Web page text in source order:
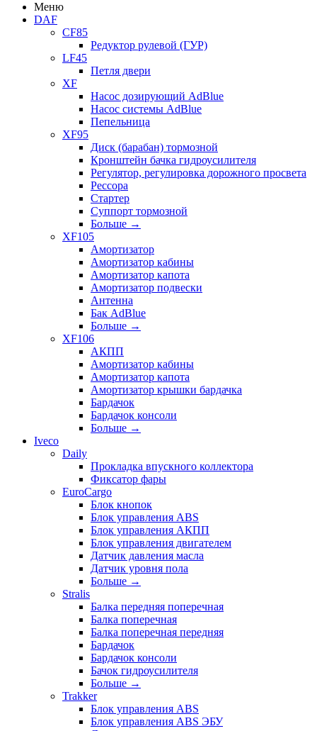
Меню
DAF
CF85
Редуктор рулевой (ГУР)
LF45
Петля двери
XF
Насос дозирующий AdBlue
Насос системы AdBlue
Пепельница
XF95
Диск (барабан) тормозной
Кронштейн бачка гидроусилителя
Регулятор, регулировка дорожного просвета
Рессора
Стартер
Суппорт тормозной
Больше →
XF105
Амортизатор
Амортизатор кабины
Амортизатор капота
Амортизатор подвески
Антенна
Бак AdBlue
Больше →
XF106
АКПП
Амортизатор кабины
Амортизатор капота
Амортизатор крышки бардачка
Бардачок
Бардачок консоли
Больше →
Iveco
Daily
Прокладка впускного коллектора
Фиксатор фары
EuroCargo
Блок кнопок
Блок управления ABS
Блок управления АКПП
Блок управления двигателем
Датчик давления масла
Датчик уровня пола
Больше →
Stralis
Балка передняя поперечная
Балка поперечная
Балка поперечная передняя
Бардачок
Бардачок консоли
Бачок гидроусилителя
Больше →
Trakker
Блок управления ABS
Блок управления ABS ЭБУ